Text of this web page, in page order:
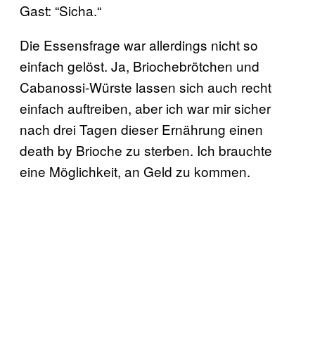
Gast: “Sicha.“
Die Essensfrage war allerdings nicht so
einfach gelöst. Ja, Briochebrötchen und
Cabanossi-Würste lassen sich auch recht
einfach auftreiben, aber ich war mir sicher
nach drei Tagen dieser Ernährung einen
death by Brioche zu sterben. Ich brauchte
eine Möglichkeit, an Geld zu kommen.